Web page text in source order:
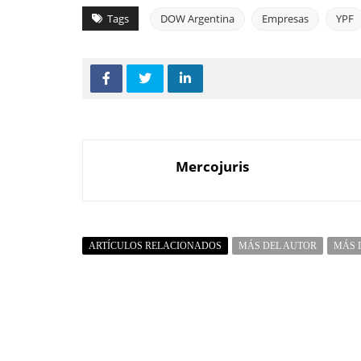
Tags DOW Argentina Empresas YPF
Mercojuris
ARTÍCULOS RELACIONADOS MÁS DEL AUTOR MÁS